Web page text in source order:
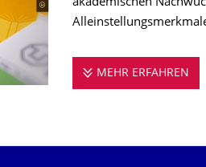
akademischen
MEHR ERFAHREN